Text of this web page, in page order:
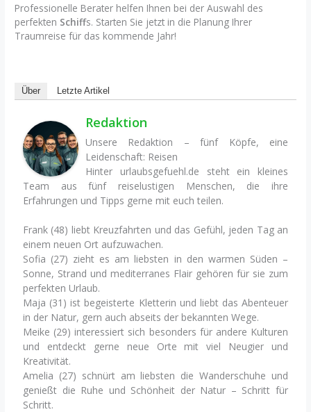
Professionelle Berater helfen Ihnen bei der Auswahl des
perfekten Schiffs. Starten Sie jetzt in die Planung Ihrer
Traumreise für das kommende Jahr!
Über Letzte Artikel
Redaktion
Unsere Redaktion – fünf Köpfe, eine
Leidenschaft: Reisen
Hinter urlaubsgefuehl.de steht ein kleines
Team aus fünf reiselustigen Menschen, die ihre
Erfahrungen und Tipps gerne mit euch teilen.
Frank (48) liebt Kreuzfahrten und das Gefühl, jeden Tag an
einem neuen Ort aufzuwachen.
Sofia (27) zieht es am liebsten in den warmen Süden –
Sonne, Strand und mediterranes Flair gehören für sie zum
perfekten Urlaub.
Maja (31) ist begeisterte Kletterin und liebt das Abenteuer
in der Natur, gern auch abseits der bekannten Wege.
Meike (29) interessiert sich besonders für andere Kulturen
und entdeckt gerne neue Orte mit viel Neugier und
Kreativität.
Amelia (27) schnürt am liebsten die Wanderschuhe und
genießt die Ruhe und Schönheit der Natur – Schritt für
Schritt.